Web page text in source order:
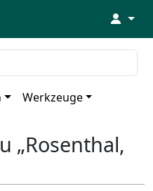
↓
Werkzeuge
„Rosenthal,